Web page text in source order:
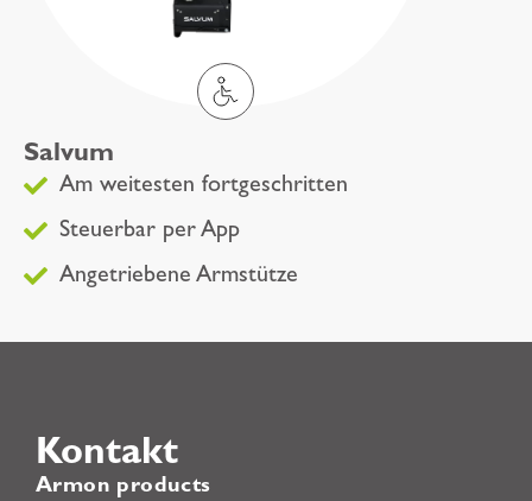
Salvum
Am weitesten fortgeschritten
Steuerbar per App
Angetriebene Armstütze
Kontakt
Armon products